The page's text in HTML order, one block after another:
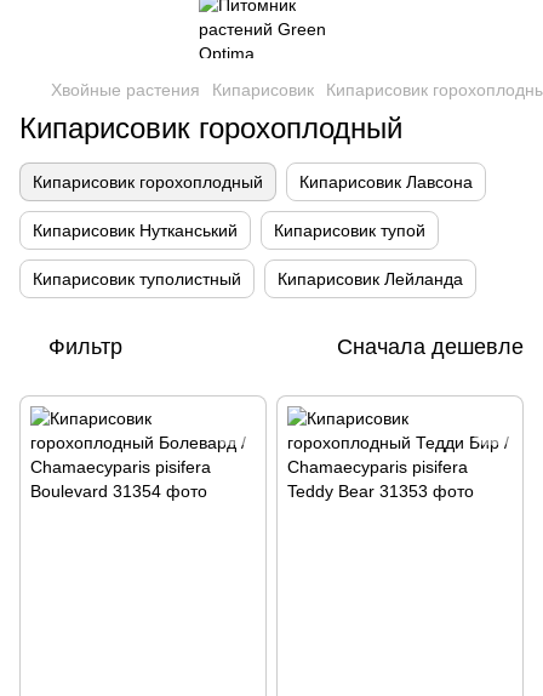
Хвойные растения Кипарисовик Кипарисовик
Кипарисовик горохоплодный
Кипарисовик горохоплодный Кипарисовик Лавсона
Кипарисовик Нутканський Кипарисовик тупой
Кипарисовик туполистный Кипарисовик Лейланда
Фильтр Сначала дешевле